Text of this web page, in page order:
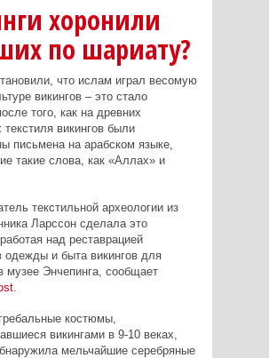
хоронили
по шариату?
что ислам играл весомую
викингов – это стало
того, как на древних
текстиля викингов были
письмена на арабском языке,
такие слова, как «Аллах» и
текстильной археологии из
Ларссон сделала это
над реставрацией
одежды и быта викингов для
музее Энчепинга, сообщает
.
костюмы,
викингами в 9-10 веках,
мельчайшие серебряные